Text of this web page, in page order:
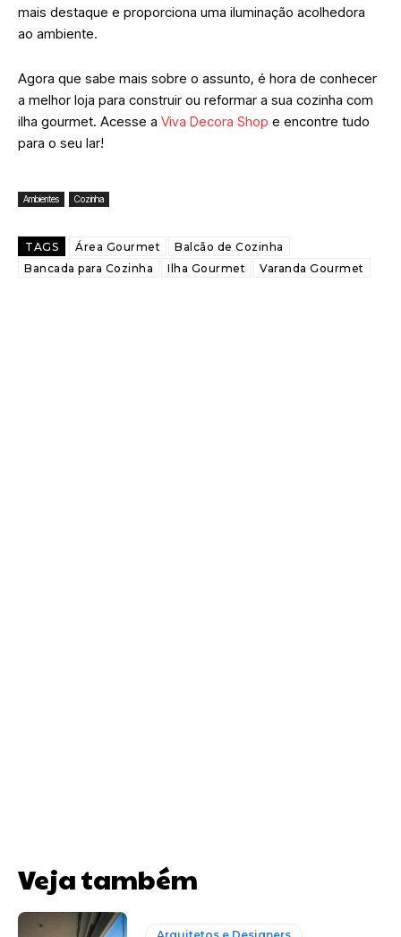
mais destaque e proporciona uma iluminação acolhedora
ao ambiente.
Agora que sabe mais sobre o assunto, é hora de conhecer
a melhor loja para construir ou reformar a sua cozinha com
ilha gourmet. Acesse a Viva Decora Shop e encontre tudo
para o seu lar!
Ambientes Cozinha
TAGS Área Gourmet
Balcão de Cozinha
Bancada para Cozinha
Ilha Gourmet Varanda Gourmet
Veja também